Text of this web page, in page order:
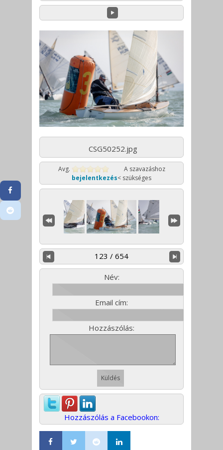
CSG50252.jpg
Avg.
A szavazáshoz
bejelentkezés< szükséges
123 / 654
Név:
Email cím:
Hozzászólás:
Hozzászólás a Facebookon: